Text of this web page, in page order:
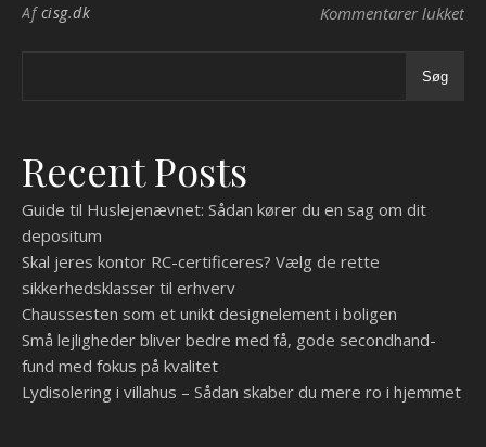
Afcisg.dk Kommentarer lukkettil
Søg
Recent Posts
Guide til Huslejenævnet: Sådan kører du en sag om dit
depositum
Skal jeres kontor RC-certificeres? Vælg de rette
sikkerhedsklasser til erhverv
Chaussesten som et unikt designelement i boligen
Små lejligheder bliver bedre med få, gode secondhand-
fund med fokus på kvalitet
Lydisolering i villahus – Sådan skaber du mere ro i hjemmet